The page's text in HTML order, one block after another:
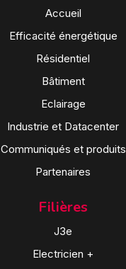
Accueil
Efficacité énergétique
Résidentiel
Bâtiment
Eclairage
Industrie et Datacenter
Communiqués et produits
Partenaires
Filières
J3e
Electricien +